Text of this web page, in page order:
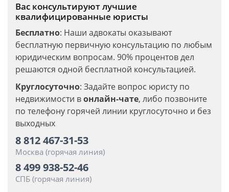
Вас консультируют лучшие
квалифицированные юристы
Бесплатно: Наши адвокаты оказывают
бесплатную первичную консультацию по любым
юридическим вопросам. 90% процентов дел
решаются одной бесплатной консультацией.
Круглосуточно: Задайте вопрос юристу по
недвижимости вонлайн-чате, либо позвоните
по телефону горячей линии круглосуточно и без
выходных
8 812 467-31-53
Москва (горячая линия)
8 499 938-52-46
СПБ (горячая линия)